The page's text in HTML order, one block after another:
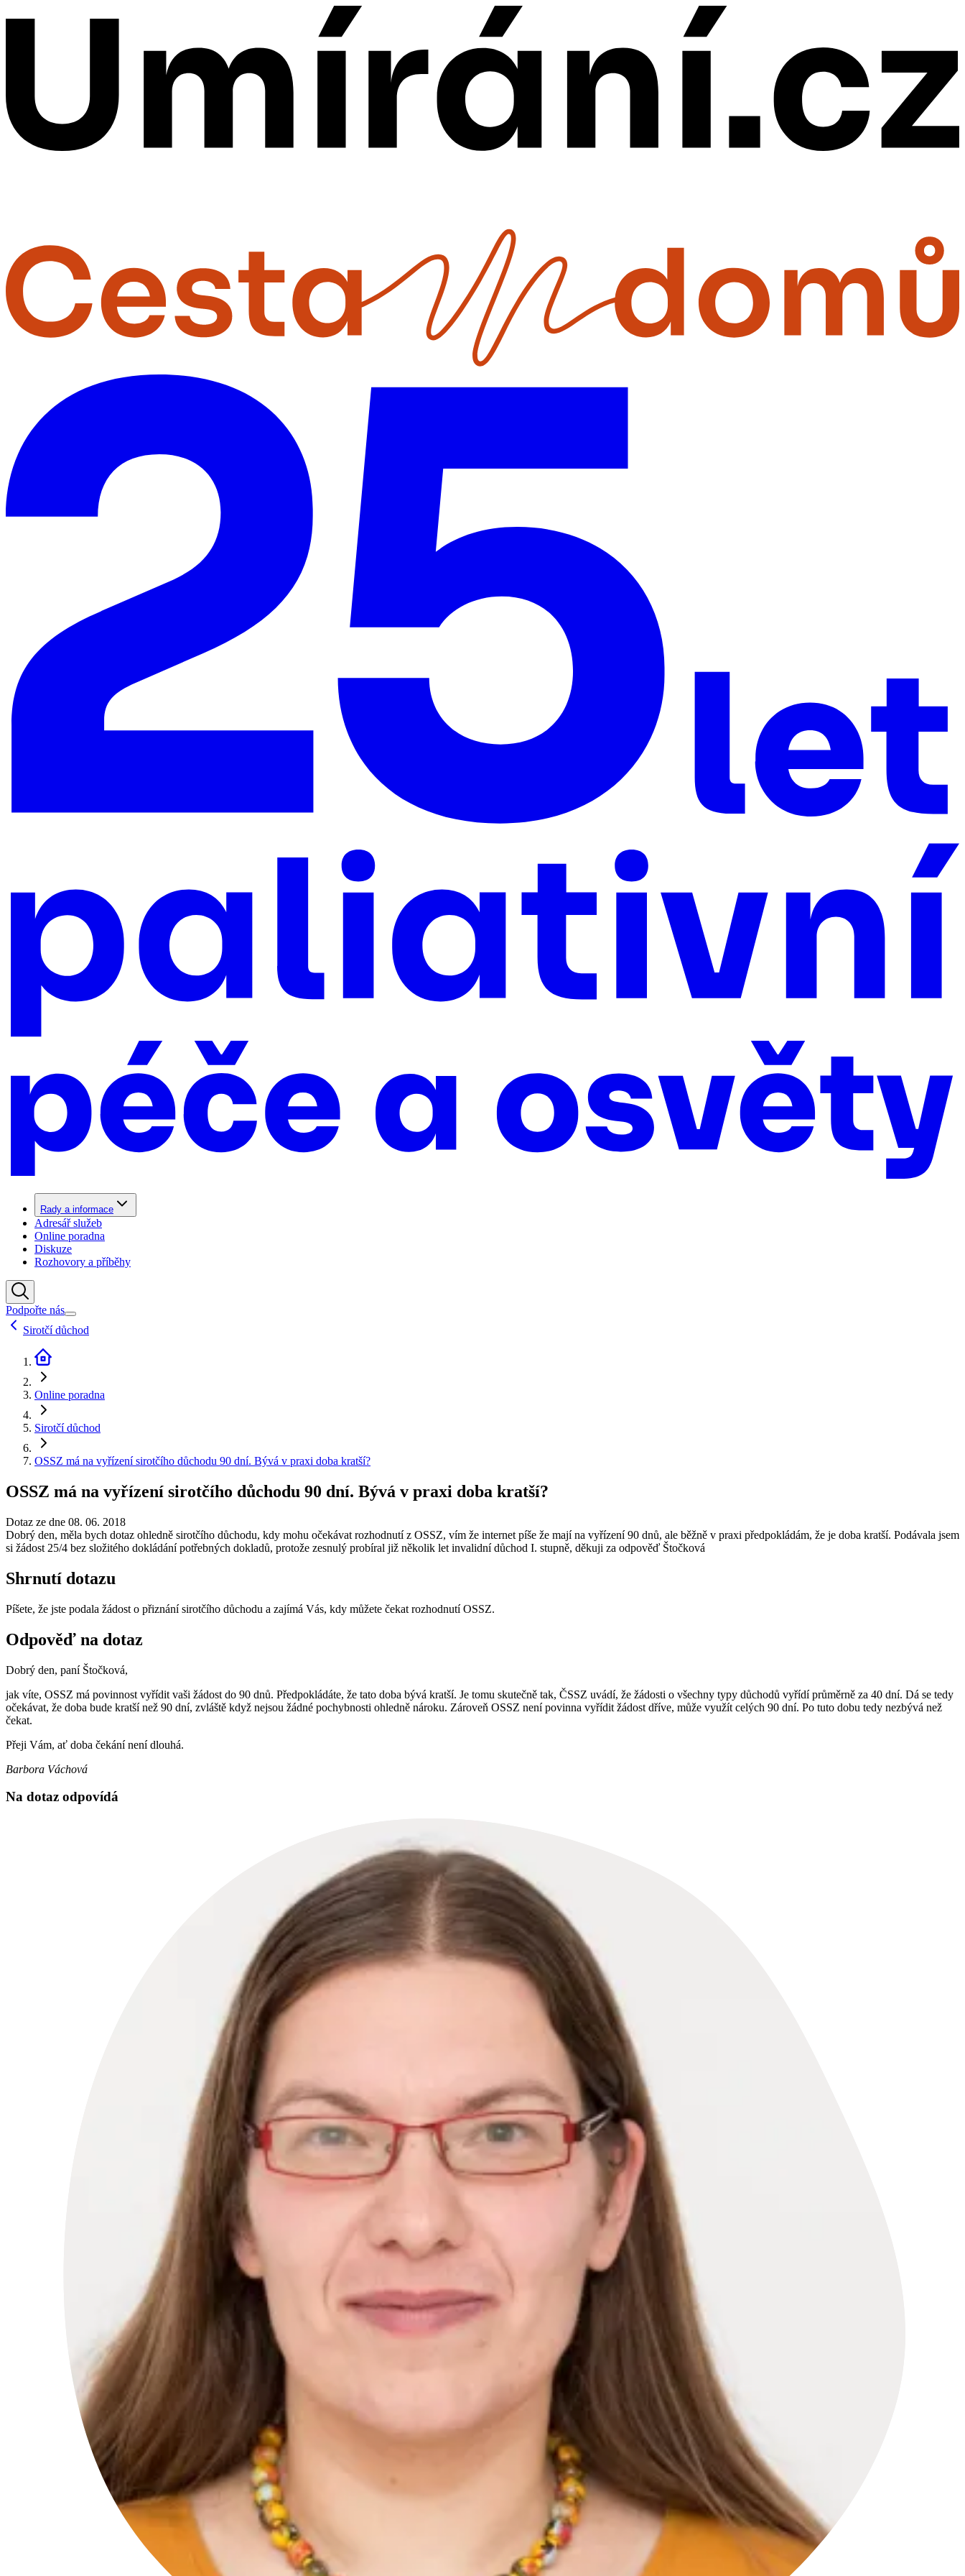
Rady a informace
Adresář služeb
Online poradna
Diskuze
Rozhovory a příběhy
Podpořte nás
Sirotčí důchod
Online poradna
Sirotčí důchod
OSSZ má na vyřízení sirotčího důchodu 90 dní. Bývá v praxi doba kratší?
OSSZ má na vyřízení sirotčího důchodu 90 dní. Bývá v praxi doba kratší?
Dotaz ze dne 08. 06. 2018
Dobrý den, měla bych dotaz ohledně sirotčího důchodu, kdy mohu očekávat rozhodnutí z OSSZ, vím že internet píše že mají na vyřízení 90 dnů, ale běžně v praxi předpokládám, že je doba kratší. Podávala jsem
si žádost 25/4 bez složitého dokládání potřebných dokladů, protože zesnulý probíral již několik let invalidní důchod I. stupně, děkuji za odpověď Štočková
Shrnutí dotazu
Píšete, že jste podala žádost o přiznání sirotčího důchodu a zajímá Vás, kdy můžete čekat rozhodnutí OSSZ.
Odpověď na dotaz
Dobrý den, paní Štočková,
jak víte, OSSZ má povinnost vyřídit vaši žádost do 90 dnů. Předpokládáte, že tato doba bývá kratší. Je tomu skutečně tak, ČSSZ uvádí, že žádosti o všechny typy důchodů vyřídí průměrně za 40 dní. Dá se tedy
očekávat, že doba bude kratší než 90 dní, zvláště když nejsou žádné pochybnosti ohledně nároku. Zároveň OSSZ není povinna vyřídit žádost dříve, může využít celých 90 dní. Po tuto dobu tedy nezbývá než
čekat.
Přeji Vám, ať doba čekání není dlouhá.
Barbora Váchová
Na dotaz odpovídá